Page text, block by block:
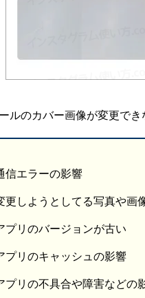
ルのカバー画像が変更で
信エラーの影響
更しようとしてる写真や画
プリのバージョンが古い
プリのキャッシュの影響
プリの不具合や障害などの